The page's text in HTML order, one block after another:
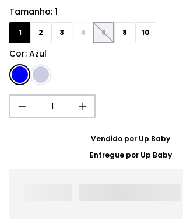
Cor: Azul
Tamanho: 1
1 2 3 4 6 8 10
Vendido por Up Baby
Entregue por Up Baby